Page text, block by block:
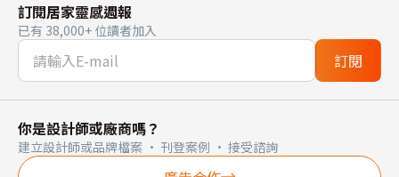
訂閱居家靈感週報
已有 38,000+ 位讀者加入
訂閱
你是設計師或廠商嗎？
建立設計師或品牌檔案 · 刊登案例 · 接受諮詢